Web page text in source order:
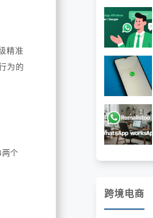
精准
为的
个
跨境电商